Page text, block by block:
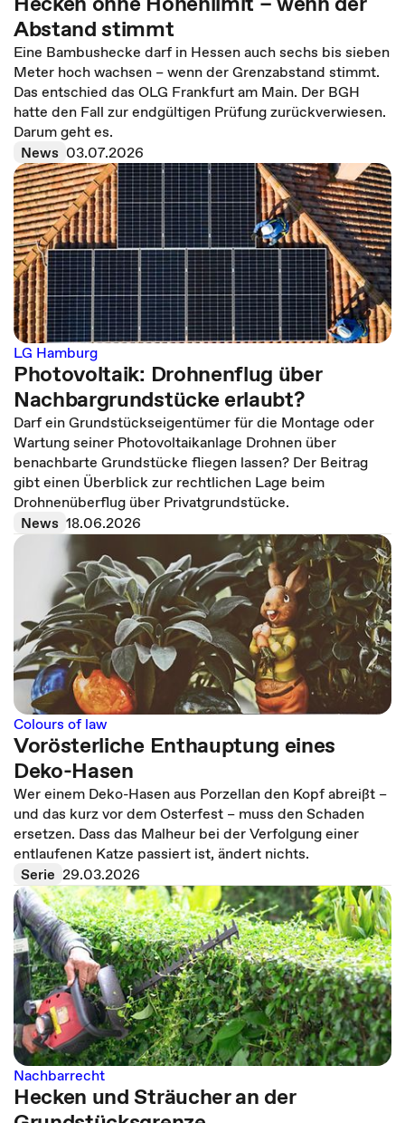
Abstand stimmt
Eine Bambushecke darf in Hessen auch sechs bis sieben
Meter hoch wachsen – wenn der Grenzabstand stimmt.
Das entschied das OLG Frankfurt am Main. Der BGH
hatte den Fall zur endgültigen Prüfung zurückverwiesen.
Darum geht es.
News 03.07.2026
LG Hamburg
Photovoltaik: Drohnenflug über
Nachbargrundstücke erlaubt?
Darf ein Grundstückseigentümer für die Montage oder
Wartung seiner Photovoltaikanlage Drohnen über
benachbarte Grundstücke fliegen lassen? Der Beitrag
gibt einen Überblick zur rechtlichen Lage beim
Drohnenüberflug über Privatgrundstücke.
News 18.06.2026
Colours of law
Vorösterliche Enthauptung eines
Deko-Hasen
Wer einem Deko-Hasen aus Porzellan den Kopf abreißt –
und das kurz vor dem Osterfest – muss den Schaden
ersetzen. Dass das Malheur bei der Verfolgung einer
entlaufenen Katze passiert ist, ändert nichts.
Serie 29.03.2026
Nachbarrecht
Hecken und Sträucher an der